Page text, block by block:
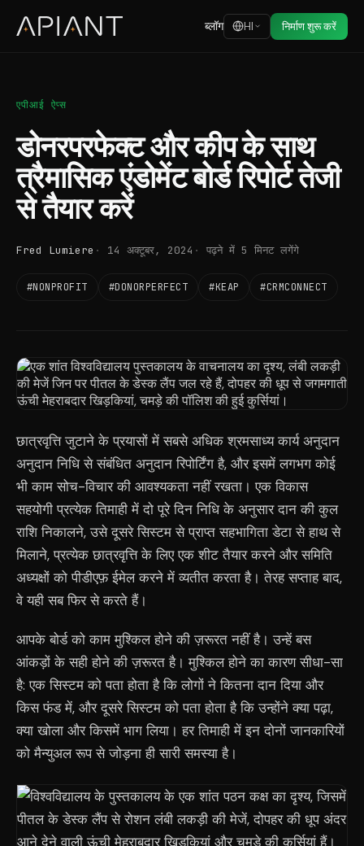
ब्लॉग HI निर्माण शुरू करें
एपीआई ऐप्स
डोनरपरफेक्ट और कीप के साथ
त्रैमासिक एंडोमेंट बोर्ड रिपोर्ट तेजी
से तैयार करें
Fred Lumiere 14 अक्टूबर, 2024 पढ़ने में 5 मिनट लगेंगे
#NONPROFIT #DONORPERFECT #KEAP #CRMCONNECT
छात्रवृत्ति जुटाने के प्रयासों में सबसे अधिक श्रमसाध्य कार्य अनुदान
अनुदान निधि से संबंधित अनुदान रिपोर्टिंग है, और इसमें लगभग कोई
भी काम सोच-विचार की आवश्यकता नहीं रखता। एक विकास
सहयोगी प्रत्येक तिमाही में दो पूरे दिन निधि के अनुसार दान की कुल
राशि निकालने, उसे दूसरे सिस्टम से प्राप्त सहभागिता डेटा से हाथ से
मिलाने, प्रत्येक छात्रवृत्ति के लिए एक शीट तैयार करने और समिति
अध्यक्षों को पीडीएफ़ ईमेल करने में व्यतीत करता है। तेरह सप्ताह बाद,
वे यही सब फिर से करते हैं।
आपके बोर्ड को काम मुश्किल होने की ज़रूरत नहीं है। उन्हें बस
आंकड़ों के सही होने की ज़रूरत है। मुश्किल होने का कारण सीधा-सा
है: एक सिस्टम को पता होता है कि लोगों ने कितना दान दिया और
किस फंड में, और दूसरे सिस्टम को पता होता है कि उन्होंने क्या पढ़ा,
क्या खोला और किसमें भाग लिया। हर तिमाही में इन दोनों जानकारियों
को मैन्युअल रूप से जोड़ना ही सारी समस्या है।